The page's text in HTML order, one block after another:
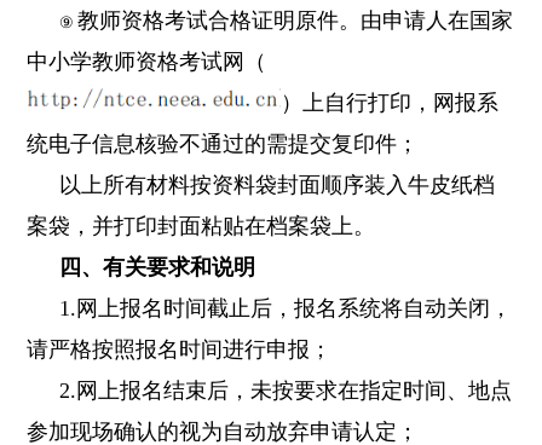
⑨教师资格考试合格证明原件。由申请人在国家
中小学教师资格考试网（
）上自行打印，网报系
统电子信息核验不通过的需提交复印件；
以上所有材料按资料袋封面顺序装入牛皮纸档
案袋，并打印封面粘贴在档案袋上。
四、有关要求和说明
1.网上报名时间截止后，报名系统将自动关闭，
请严格按照报名时间进行申报；
2.网上报名结束后，未按要求在指定时间、地点
参加现场确认的视为自动放弃申请认定；